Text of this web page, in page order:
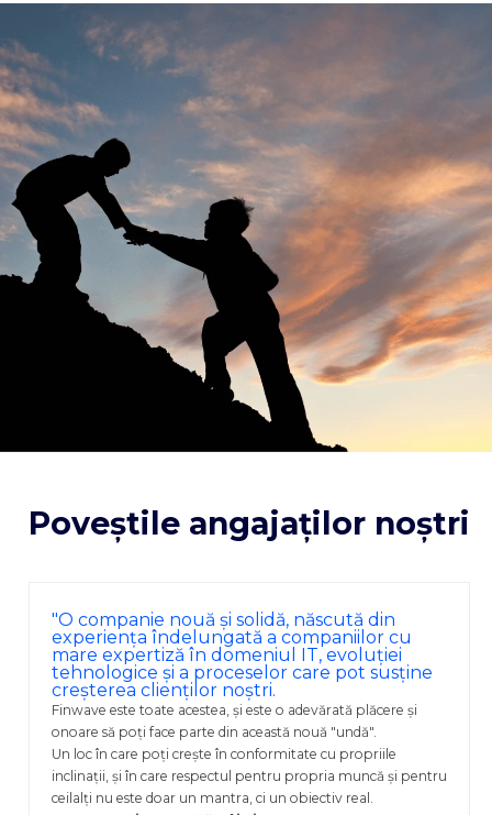
Poveștile angajaților noștri
"O companie nouă și solidă, născută din
experiența îndelungată a companiilor cu
mare expertiză în domeniul IT, evoluției
tehnologice și a proceselor care pot susține
creșterea clienților noștri.
Finwave este toate acestea, și este o adevărată plăcere și
onoare să poți face parte din această nouă "undă".
Un loc în care poți crește în conformitate cu propriile
inclinații, și în care respectul pentru propria muncă și pentru
ceilalți nu este doar un mantra, ci un obiectiv real.